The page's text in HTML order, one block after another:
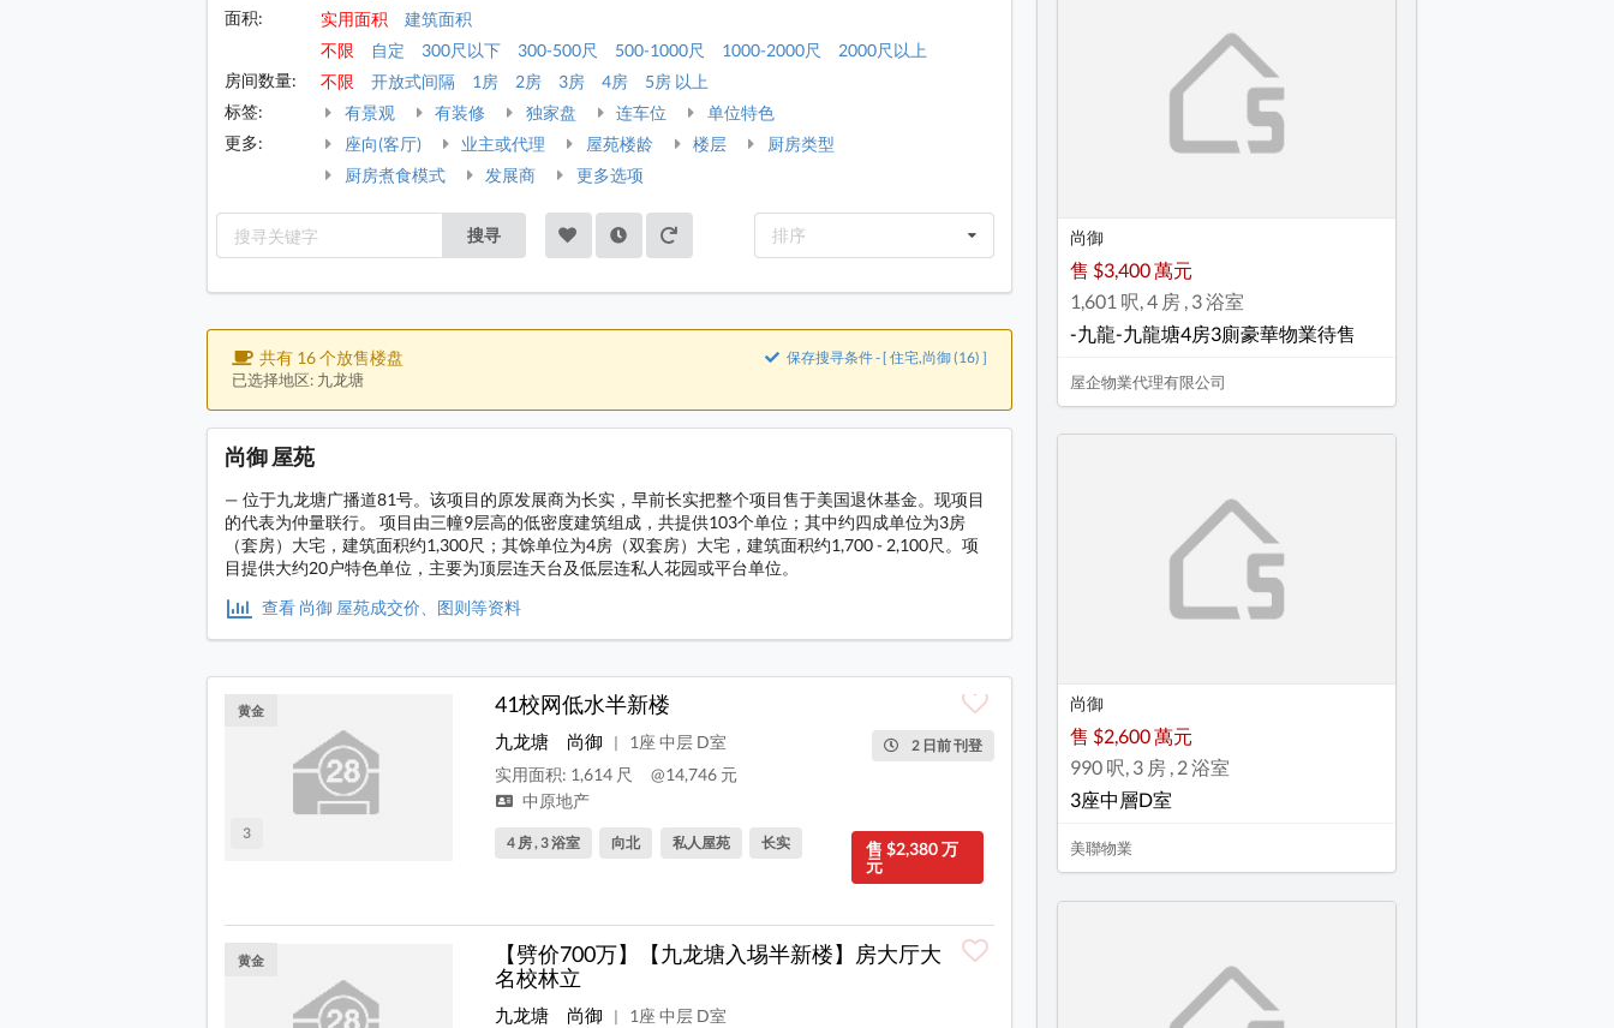
面积:
实用面积
建筑面积
不限
自定 300尺以下 300-500尺 500-1000尺 1000-2000尺
2000尺以上
房间数量:
不限 开放式间隔 1房 2房 3房 4房
5房 以上
标签:
有景观 有装修 独家盘 连车位
单位特色
更多:
座向(客厅) 业主或代理 屋苑楼龄 楼层
厨房类型
厨房煮食模式
发展商 更多选项
搜寻 排序
共有 16 个放售楼盘
已选择地区: 九龙塘
保存搜寻条件 - [ 住宅,尚御 (16) ]
尚御 屋苑
— 位于九龙塘广播道81号。该项目的原发展商为长实，早前长实把整个项目售于美国退休基金。现项目
的代表为仲量联行。 项目由三幢9层高的低密度建筑组成，共提供103个单位；其中约四成单位为3房
（套房）大宅，建筑面积约1,300尺；其馀单位为4房（双套房）大宅，建筑面积约1,700 - 2,100尺。项
目提供大约20户特色单位，主要为顶层连天台及低层连私人花园或平台单位。
查看 尚御 屋苑成交价、图则等资料
3
黄金 41校网低水半新楼
2 日前 刊登
九龙塘 尚御 |
1座 中层 D室
实用面积: 1,614 尺
@14,746 元
中原地产
售 $2,380 万
元
4 房 , 3 浴室 向北 私人屋苑 长实
黄金
【劈价700万】【九龙塘入埸半新楼】房大厅大
名校林立
九龙塘 尚御 |
1座 中层 D室
尚御
售 $3,400 萬元
1,601 呎, 4 房 , 3 浴室
-九龍-九龍塘4房3廁豪華物業待售
屋企物業代理有限公司
尚御
售 $2,600 萬元
990 呎, 3 房 , 2 浴室
3座中層D室
美聯物業